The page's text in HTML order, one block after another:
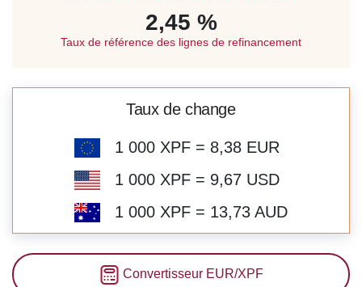
2,45 %
Taux de référence des lignes de refinancement
Taux de change
1 000 XPF = 8,38 EUR
1 000 XPF = 9,67 USD
1 000 XPF = 13,73 AUD
Convertisseur EUR/XPF